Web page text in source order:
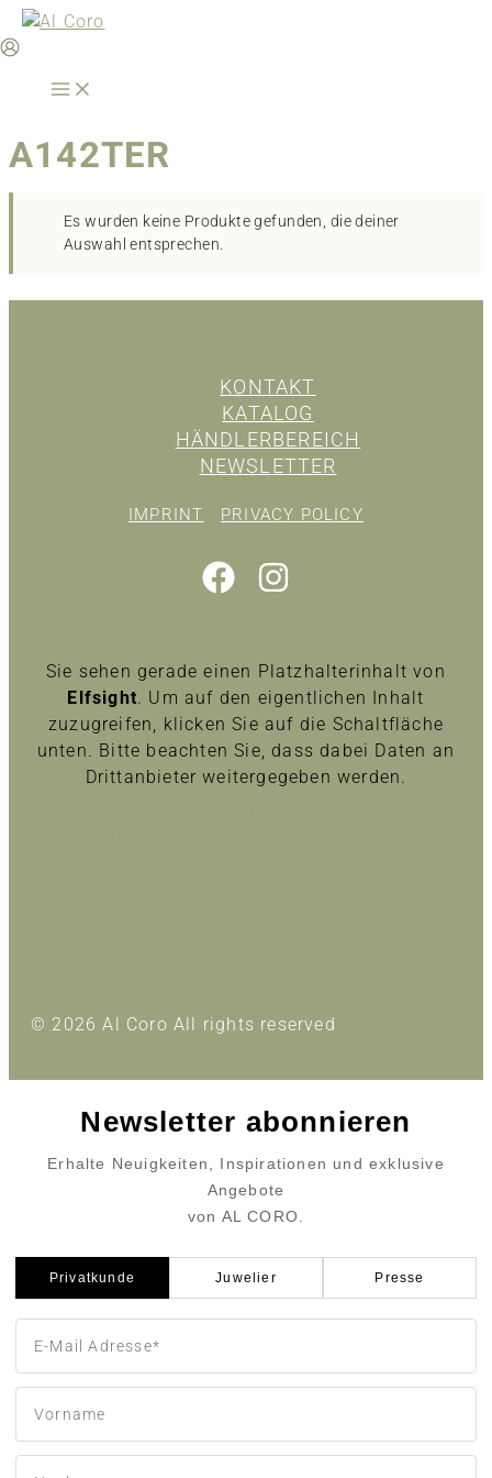
Zum
Inhalt
A142TER
Es wurden keine Produkte gefunden, die deiner
Auswahl entsprechen.
KONTAKT
KATALOG
HÄNDLERBEREICH
NEWSLETTER
IMPRINT PRIVACY POLICY
Sie sehen gerade einen Platzhalterinhalt von
Elfsight. Um auf den eigentlichen Inhalt
zuzugreifen, klicken Sie auf die Schaltfläche
unten. Bitte beachten Sie, dass dabei Daten an
Drittanbieter weitergegeben werden.
© 2026 Al Coro All rights reserved
Newsletter abonnieren
Erhalte Neuigkeiten, Inspirationen und exklusive
Angebote
von AL CORO.
Privatkunde Juwelier Presse